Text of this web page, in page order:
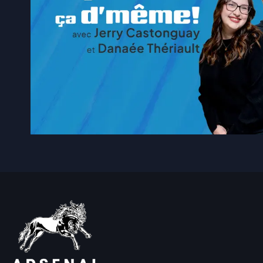
4 août 2026|Les expropriés du Parc
4 août 2026|900 foyers sont sans